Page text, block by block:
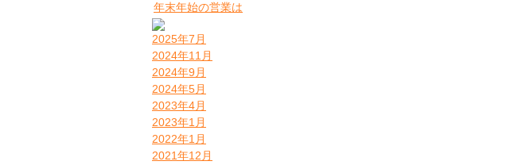
年末年始の営業は
2025年7月
2024年11月
2024年9月
2024年5月
2023年4月
2023年1月
2022年1月
2021年12月